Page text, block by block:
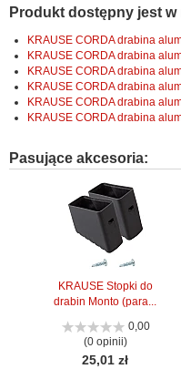
Produkt dostępny jest
KRAUSE CORDA drabina
KRAUSE CORDA drabina
KRAUSE CORDA drabina
KRAUSE CORDA drabina
KRAUSE CORDA drabina
KRAUSE CORDA drabina
Pasujące akcesoria:
KRAUSE Stopki do
drabin Monto (para...
0,00
(0 opinii)
25,01 zł